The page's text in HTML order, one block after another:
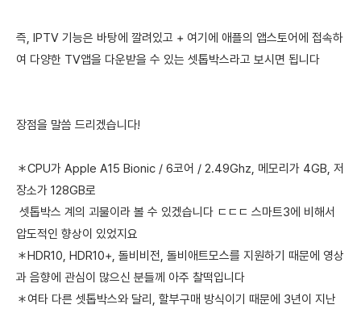
즉, IPTV 기능은 바탕에 깔려있고 + 여기에 애플의 앱스토어에 접속하
여 다양한 TV앱을 다운받을 수 있는 셋톱박스라고 보시면 됩니다
장점을 말씀 드리겠습니다!
＊CPU가 Apple A15 Bionic / 6코어 / 2.49Ghz, 메모리가 4GB, 저
장소가 128GB로
셋톱박스 계의 괴물이라 볼 수 있겠습니다 ㄷㄷㄷ 스마트3에 비해서
압도적인 향상이 있었지요
＊HDR10, HDR10+, 돌비비전, 돌비애트모스를 지원하기 때문에 영상
과 음향에 관심이 많으신 분들께 아주 찰떡입니다
＊여타 다른 셋톱박스와 달리, 할부구매 방식이기 때문에 3년이 지난